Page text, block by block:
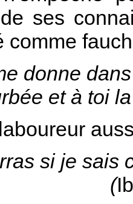
ses
comme
donne
et à toi
si je sais
(